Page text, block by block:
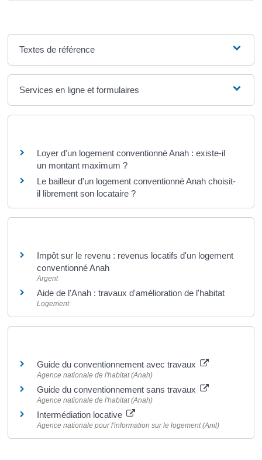
Textes de référence
Services en ligne et formulaires
Loyer d'un logement conventionné Anah : existe-il
un montant maximum ?
Le bailleur d'un logement conventionné Anah choisit-
il librement son locataire ?
Impôt sur le revenu : revenus locatifs d'un logement
conventionné Anah
Argent
Aide de l'Anah : travaux d'amélioration de l'habitat
Logement
Guide du conventionnement avec travaux
Agence nationale de l'habitat (Anah)
Guide du conventionnement sans travaux
Agence nationale de l'habitat (Anah)
Intermédiation locative
Agence nationale pour l'information sur le logement (Anil)